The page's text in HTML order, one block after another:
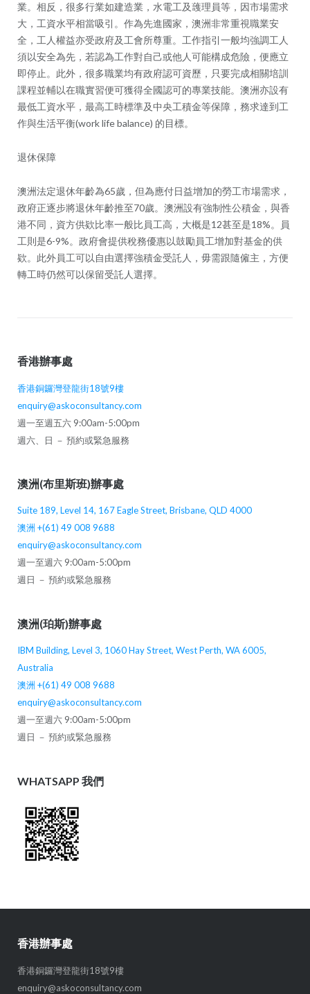
業。相反，很多行業如建造業，水電工及䕶理員等，因市場需求
大，工資水平相當吸引。作為先進國家，澳洲非常重視職業安
全，工人權益亦受政府及工會所尊重。工作指引一般均強調工人
須以安全為先，若認為工作對自己或他人可能構成危險，便應立
即停止。此外，很多職業均有政府認可資歷，只要完成相關培訓
課程並輔以在職實習便可獲得全國認可的專業技能。澳洲亦設有
最低工資水平，最高工時標準及中央工積金等保障，務求達到工
作與生活平衡(work life balance) 的目標。
退休保障
澳洲法定退休年齡為65歲，但為應付日益增加的勞工市場需求，
政府正逐步將退休年齡推至70歲。澳洲設有強制性公積金，與香
港不同，資方供欵比率一般比員工高，大概是12甚至是18%。員
工則是6-9%。政府會提供稅務優惠以鼓勵員工增加對基金的供
欵。此外員工可以自由選擇強積金受託人，毋需跟隨僱主，方便
轉工時仍然可以保留受託人選擇。
香港辦事處
香港銅鑼灣登龍街18號9樓
enquiry@askoconsultancy.com
週一至週五六 9:00am-5:00pm
週六、日 － 預約或緊急服務
澳洲(布里斯班)辦事處
Suite 189, Level 14, 167 Eagle Street, Brisbane, QLD 4000
澳洲 +(61) 49 008 9688
enquiry@askoconsultancy.com
週一至週六 9:00am-5:00pm
週日 － 預約或緊急服務
澳洲(珀斯)辦事處
IBM Building, Level 3, 1060 Hay Street, West Perth, WA 6005,
Australia
澳洲 +(61) 49 008 9688
enquiry@askoconsultancy.com
週一至週六 9:00am-5:00pm
週日 － 預約或緊急服務
WHATSAPP 我們
香港辦事處
香港銅鑼灣登龍街18號9樓
enquiry@askoconsultancy.com